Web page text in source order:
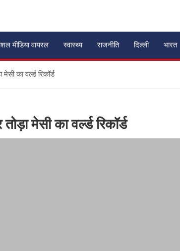
मीडिया वायरल स्वास्थ्य राजनीति दिल्ली भारत
का वर्ल्ड रिकॉर्ड
मेसी का वर्ल्ड रिकॉर्ड